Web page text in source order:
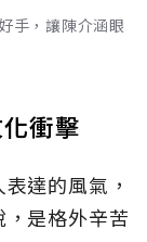
手，讓陳介涵眼
衝擊
達的風氣，
是格外辛苦